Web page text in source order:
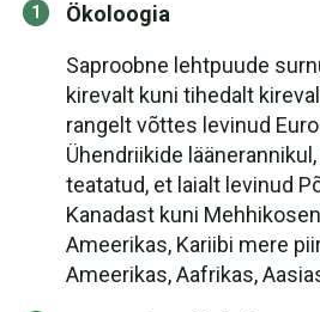
Ökoloogia
Saproobne lehtpuude
kirevalt kuni tihedalt
rangelt võttes levinud
Ühendriikide
teatatud, et laialt levinud
Kanadast kuni
Ameerikas, Kariibi mere
Ameerikas, Aafrikas,